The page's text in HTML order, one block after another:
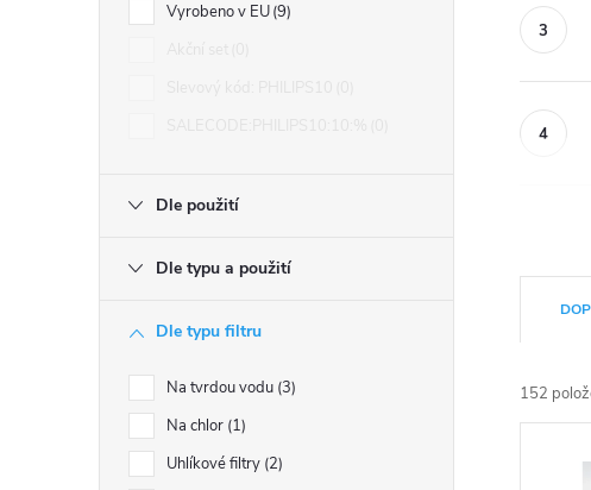
Vyrobeno v EU 9
Dle použití
Dle typu a použití
Dle typu filtru
Na tvrdou vodu 3
Na chlor 1
Uhlíkové filtry 2
a
z
152